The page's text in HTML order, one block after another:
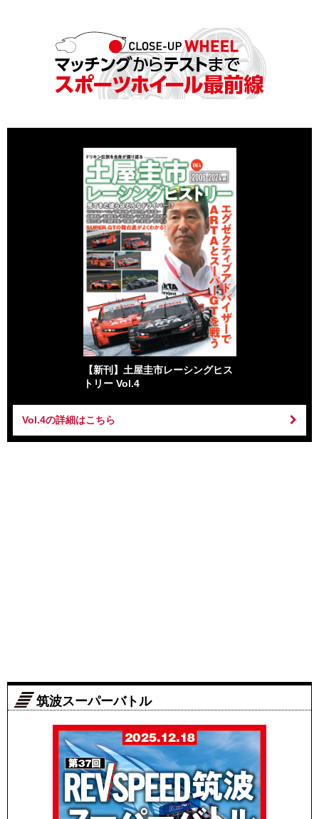
【新刊】土屋圭市レーシングヒス
トリー Vol.4
Vol.4の詳細はこちら
筑波スーパーバトル